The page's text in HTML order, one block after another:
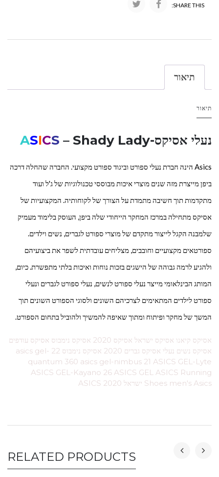
SHARE THIS:
תיאור
תיאור
נעלי אסיקס- ASICS – Shady Lady
Asics הינה חברת נעלי ספורט וביגוד ספורט מקצועי. החברה שהחלה דרכה
ביפן מייצרת מזה שנים מוצרי איכות מבוססי טכנולוגיות של ג'ל ועוד
מתקדמות תוך חשיבה מתמדת על הצורך של לקוחותיה. המקצועיות של
אסיקס מתחילה במרכז המחקר הייחודי שלה ביפן, העוסק בלימוד מעמיק
שלמבנה הקגל לייצור מתקדם של מוצרי ספורט לגברים, נשים וילדים.
ספורטאים מקצועיים וחובבים, מצליחים עובדתית לשפר את ביצועיהם
ולהגיע לרמה גבוהה של הישגים בזכות נוחות ואיכות בלתי מתפשרת. כיום,
המותג הבינלאומי מייצר נעלי ספורט לנשים, נעלי ספורט לגברים ונעלי
ספורט לילדים המתאימים לצרכיהם השונים ולסוגי הספורט השונים תוך
המשך של מחקר ופיתוח ומתוך שאיפה להמשיך ולהוביל בתחום הספורט.
אסיקס קיאנו אסיקס ישראל אסיקס 2020 אסיקס נימבוס אסיקס עודפים
אסיקס נשים נעלי אסיקס גברים 2020 אסיקס נימבוס 22 asics gel-
quantum 360 asics gel-nimbus 21 ASICS GEL-Lyte
ASICS GEL-Kayano 26 ASICS GEL ASICS Running
Shoes men's Asics ישראל ASICS 2020
RELATED PRODUCTS